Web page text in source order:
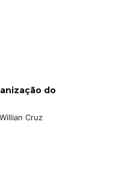
do
Cruz